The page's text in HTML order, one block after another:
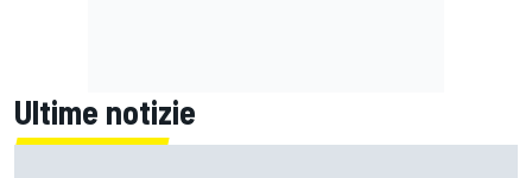
Ultime notizie